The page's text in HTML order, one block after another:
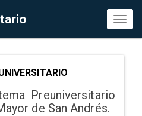
Preuniversitario
de San Andrés.